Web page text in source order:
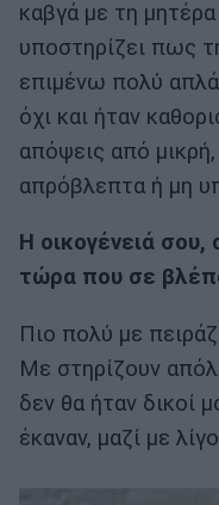
καβγά με τη
υποστηρίζει πως
επιμένω πολύ
όχι και ήταν
απόψεις από
απρόβλεπτα ή μη
Η οικογένειά σου,
τώρα που σε
Πιο πολύ με
Με στηρίζουν
δεν θα ήταν δικοί
έκαναν, μαζί με